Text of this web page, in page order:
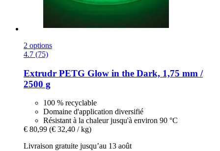
2 options
4.7 (75)
Extrudr PETG Glow in the Dark, 1,75 mm /
2500 g
100 % recyclable
Domaine d'application diversifié
Résistant à la chaleur jusqu'à environ 90 °C
€ 80,99 (€ 32,40 / kg)
Livraison gratuite jusqu’au 13 août